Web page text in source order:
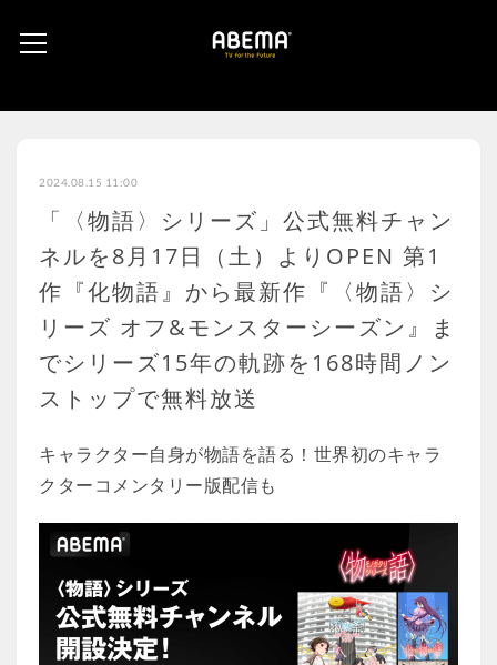
2024.08.15 11:00
「〈物語〉シリーズ」公式無料チャン
ネルを8月17日（土）よりOPEN 第1
作『化物語』から最新作『〈物語〉シ
リーズ オフ&モンスターシーズン』ま
でシリーズ15年の軌跡を168時間ノン
ストップで無料放送
キャラクター自身が物語を語る！世界初のキャラ
クターコメンタリー版配信も